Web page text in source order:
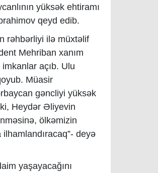
yüksək ehtiramı
qeyd edib.
rəhbərliyi ilə müxtəlif
Mehriban xanım
açıb. Ulu
Müasir
gəncliyi yüksək
Heydər Əliyevin
ölkəmizin
deyə
yaşayacağını